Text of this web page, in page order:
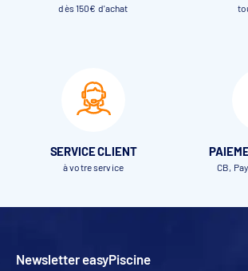
dès 150€ d'achat
SERVICE CLIENT
à votre service CB,
Newsletter easyPiscine